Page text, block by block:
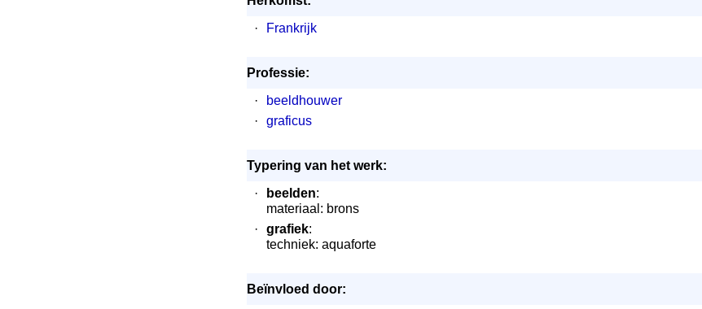
·
Frankrijk
Professie:
·
beeldhouwer
·
graficus
Typering van het werk:
·
beelden:
materiaal: brons
·
grafiek:
techniek: aquaforte
Beïnvloed door: